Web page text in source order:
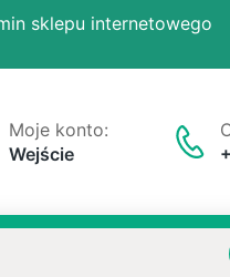
sklepu internetowego
Moje konto:
Wejście